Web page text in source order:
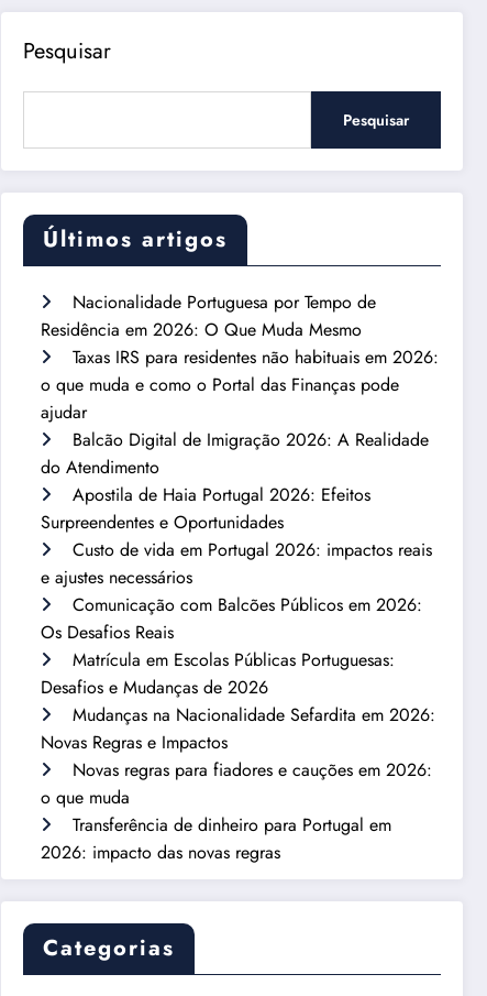
Pesquisar
Pesquisar
Últimos artigos
Nacionalidade Portuguesa por Tempo de
Residência em 2026: O Que Muda Mesmo
Taxas IRS para residentes não habituais em 2026:
o que muda e como o Portal das Finanças pode
ajudar
Balcão Digital de Imigração 2026: A Realidade
do Atendimento
Apostila de Haia Portugal 2026: Efeitos
Surpreendentes e Oportunidades
Custo de vida em Portugal 2026: impactos reais
e ajustes necessários
Comunicação com Balcões Públicos em 2026:
Os Desafios Reais
Matrícula em Escolas Públicas Portuguesas:
Desafios e Mudanças de 2026
Mudanças na Nacionalidade Sefardita em 2026:
Novas Regras e Impactos
Novas regras para fiadores e cauções em 2026:
o que muda
Transferência de dinheiro para Portugal em
2026: impacto das novas regras
Categorias